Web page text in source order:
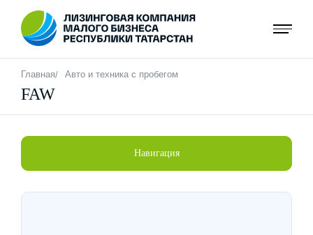
основному
Строка
навигации
Главная Авто и техника с пробегом
FAW
Навигация